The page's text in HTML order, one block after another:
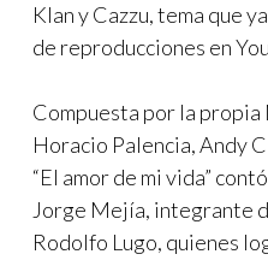
Klan y Cazzu, tema que
de reproducciones en
Compuesta por la
Horacio Palencia, Andy
“El amor de mi vida”
Jorge Mejía, integrante
Rodolfo Lugo, quienes